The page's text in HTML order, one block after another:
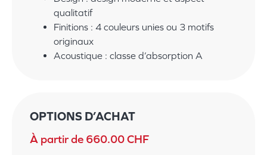
qualitatif
Finitions : 4 couleurs unies ou 3 motifs
originaux
Acoustique : classe d’absorption A
OPTIONS D’ACHAT
À partir de 660.00CHF